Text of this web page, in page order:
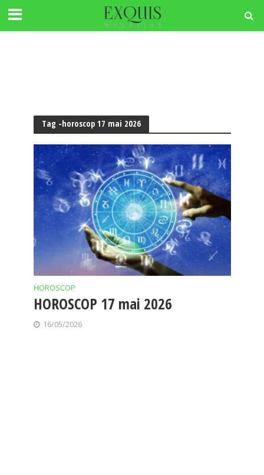
Tag -horoscop 17 mai 2026
HOROSCOP
HOROSCOP 17 mai 2026
16/05/2026